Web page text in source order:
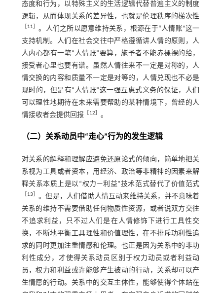
态度和行为，以特殊主义的生活逻辑代替普遍主义的制度
逻辑，从而体现关系的差异性，也就是伦理秩序的梯次性
11
。人们之所以愿意维持关系，根源在于“人情账”这一
支持机制。人们在社会交往中严格遵循讲人情的原则，人
人内心都有一笔“人情账”要算，施予者不能赤裸裸的给，
接受者心里也要有谱。虽然人情往来不一定是对称的，人
情交换的内容和质量不一定是对等的，人情兑现也不必是
现时的，但是有“人情账”这一强互惠式义务的保证，人们
可以理性地期待在未来需要帮助的某种情境下，曾经的人
情接收者会提供回报
12 。
（二）关系动员中“走心”行为的发生逻辑
对关系的解释和理解应避免还原论式的倾向，简单地把关
系视为工具或者资本，用经济、政治等非精神的因素来解
释关系本质上是以“权力—利益”技术范式替代了价值范式
13
。但是，人们借助人情互动来维持关系，并不意味着
关系的维持不需要借助任何物质性资源，或者说双方交往
不追求利益，只不过人们是在人情修饰下进行工具性交
换，不断地平衡工具理性和价值理性，在不排斥功利性追
求的同时更加注重情感和伦理。也正是因为关系中的非功
利性成分，才使得关系动员区别于权力动员或者利益动
员，权力和利益或许能够产生被动的行动，关系却可以产
生情愿的行动。关系中的交互主体性，能够使得个体站在